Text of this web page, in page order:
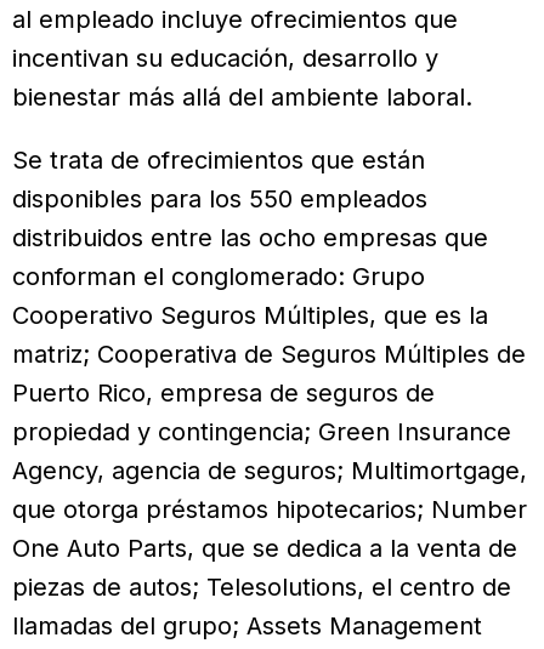
al empleado incluye ofrecimientos que
incentivan su educación, desarrollo y
bienestar más allá del ambiente laboral.
Se trata de ofrecimientos que están
disponibles para los 550 empleados
distribuidos entre las ocho empresas que
conforman el conglomerado: Grupo
Cooperativo Seguros Múltiples, que es la
matriz; Cooperativa de Seguros Múltiples de
Puerto Rico, empresa de seguros de
propiedad y contingencia; Green Insurance
Agency, agencia de seguros; Multimortgage,
que otorga préstamos hipotecarios; Number
One Auto Parts, que se dedica a la venta de
piezas de autos; Telesolutions, el centro de
llamadas del grupo; Assets Management